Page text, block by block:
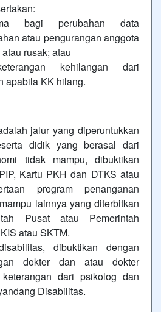
bagi perubahan data
atau pengurangan anggota
rusak; atau
kehilangan dari
apabila KK hilang.
jalur yang diperuntukkan
didik yang berasal dari
tidak mampu, dibuktikan
Kartu PKH dan DTKS atau
program penanganan
lainnya yang diterbitkan
Pusat atau Pemerintah
atau SKTM.
dibuktikan dengan
dokter dan atau dokter
keterangan dari psikolog dan
Disabilitas.